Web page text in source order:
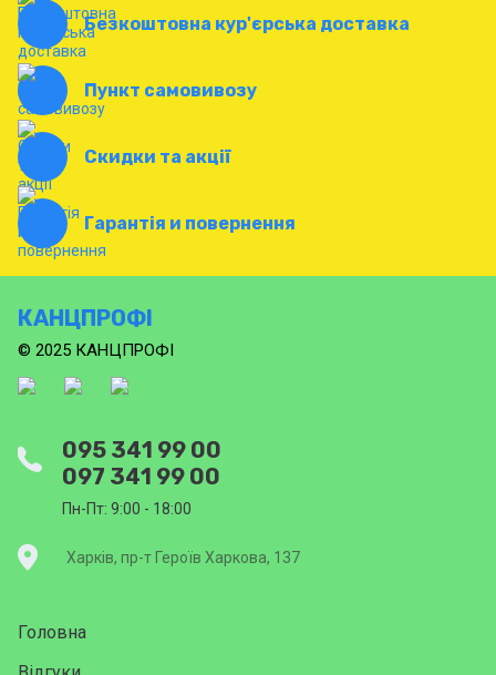
Безкоштовна кур'єрська доставка
Пункт самовивозу
Скидки та акції
Гарантія и повернення
КАНЦПРОФІ
© 2025 КАНЦПРОФІ
095 341 99 00
097 341 99 00
Пн-Пт: 9:00 - 18:00
Харків, пр-т Героїв Харкова, 137
Головна